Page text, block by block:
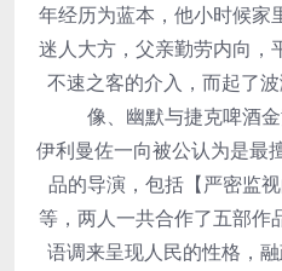
年经历为蓝本，他小时候家
迷人大方，父亲勤劳内向，
不速之客的介入，而起了
像、幽默与捷克啤酒
伊利曼佐一向被公认为是最
品的导演，包括【严密监
等，两人一共合作了五部作
语调来呈现人民的性格，